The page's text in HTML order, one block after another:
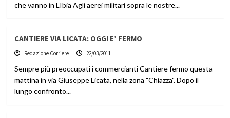
che vanno in LIbia Agli aerei militari sopra le nostre...
CANTIERE VIA LICATA: OGGI E’ FERMO
Redazione Corriere 22/03/2011
Sempre più preoccupati i commercianti Cantiere fermo questa
mattina in via Giuseppe Licata, nella zona "Chiazza". Dopo il
lungo confronto...